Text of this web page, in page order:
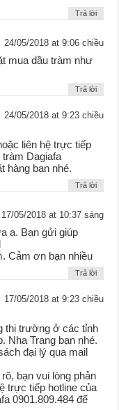
Trả lời
24/05/2018 at 9:06 chiều
mua dầu tràm như
Trả lời
24/05/2018 at 9:23 chiều
liên hệ trực tiếp
tràm Dagiafa
hàng bạn nhé.
Trả lời
17/05/2018 at 10:37 sáng
ạ. Bạn gửi giúp
. Cảm ơn bạn nhiều
Trả lời
17/05/2018 at 9:23 chiều
thị trường ở các tỉnh
Nha Trang bạn nhé.
đại lý qua mail
bạn vui lòng phản
trực tiếp hotline của
0901.809.484 để